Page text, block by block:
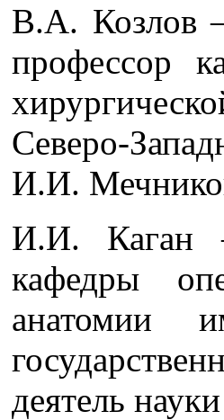
B.А. Козлов
профессор
Северо-
И.И.
И.И. Каган
кафедры
анатомии
деятель